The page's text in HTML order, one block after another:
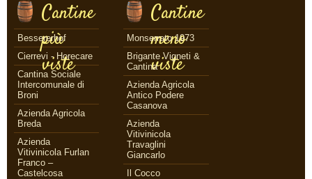
Cantine
più
viste
Bessererhof
Cierrevi - Horecare
Cantina Sociale
Intercomunale di
Broni
Azienda Agricola
Breda
Azienda
Vitivinicola Furlan
Franco –
Castelcosa
Cantine
meno
viste
Monserrato 1973
Brigante Vigneti &
Cantina
Azienda Agricola
Antico Podere
Casanova
Azienda
Vitivinicola
Travaglini
Giancarlo
Il Cocco